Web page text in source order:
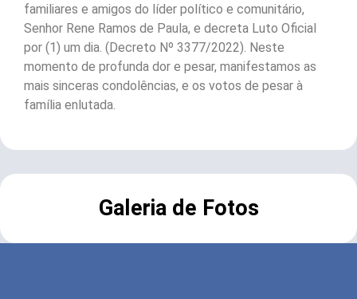
familiares e amigos do líder político e comunitário,
Senhor Rene Ramos de Paula, e decreta Luto Oficial
por (1) um dia. (Decreto Nº 3377/2022). Neste
momento de profunda dor e pesar, manifestamos as
mais sinceras condolências, e os votos de pesar à
família enlutada.
Galeria de Fotos